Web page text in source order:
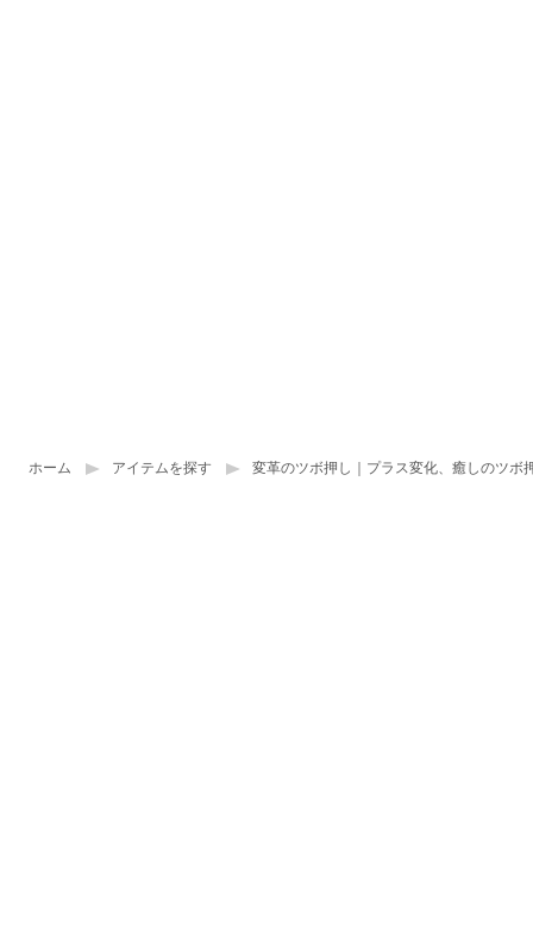
ホーム アイテムを探す 変革のツボ押し｜プラス変化、癒しのツボ